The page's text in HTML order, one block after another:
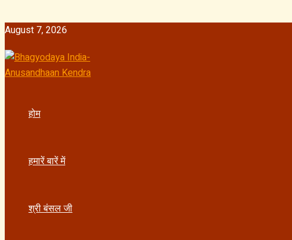
to
content
August 7, 2026
होम
हमारें बारें में
श्री बंसल जी
(Rishikesh)
का
नाम
ऋषिकेश
?